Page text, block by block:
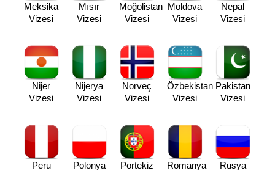
Meksika
Vizesi
Mısır
Vizesi
Moğolistan
Vizesi
Moldova
Vizesi
Nepal
Vizesi
Nijer
Vizesi
Nijerya
Vizesi
Norveç
Vizesi
Özbekistan
Vizesi
Pakistan
Vizesi
Peru
Polonya
Portekiz
Romanya
Rusya